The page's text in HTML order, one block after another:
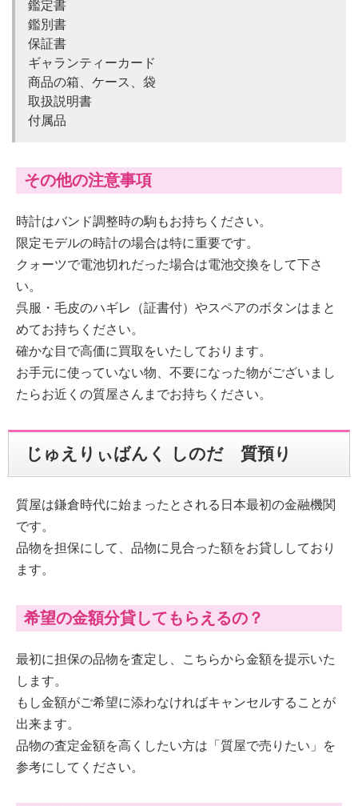
鑑定書
鑑別書
保証書
ギャランティーカード
商品の箱、ケース、袋
取扱説明書
付属品
その他の注意事項
時計はバンド調整時の駒もお持ちください。
限定モデルの時計の場合は特に重要です。
クォーツで電池切れだった場合は電池交換をして下さ
い。
呉服・毛皮のハギレ（証書付）やスペアのボタンはまと
めてお持ちください。
確かな目で高価に買取をいたしております。
お手元に使っていない物、不要になった物がございまし
たらお近くの質屋さんまでお持ちください。
じゅえりぃばんく しのだ 質預り
質屋は鎌倉時代に始まったとされる日本最初の金融機関
です。
品物を担保にして、品物に見合った額をお貸ししており
ます。
希望の金額分貸してもらえるの？
最初に担保の品物を査定し、こちらから金額を提示いた
します。
もし金額がご希望に添わなければキャンセルすることが
出来ます。
品物の査定金額を高くしたい方は「質屋で売りたい」を
参考にしてください。